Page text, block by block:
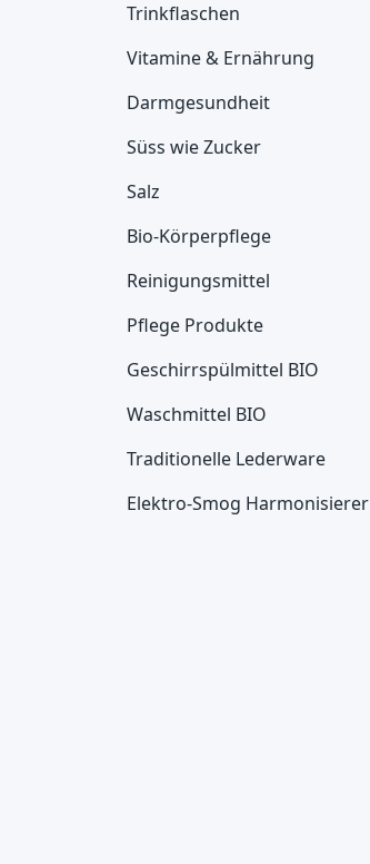
Trinkflaschen
Vitamine & Ernährung
Darmgesundheit
Süss wie Zucker
Salz
Bio-Körperpflege
Reinigungsmittel
Pflege Produkte
Geschirrspülmittel BIO
Waschmittel BIO
Traditionelle Lederware
Elektro-Smog Harmonisierer